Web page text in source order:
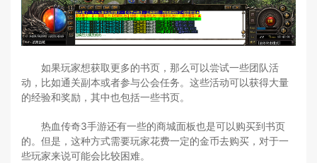
如果玩家想获取更多的书页，那么可以尝试一些团队活
动，比如通关副本或者参与公会任务。这些活动可以获得大量
的经验和奖励，其中也包括一些书页。
热血传奇3手游还有一些的商城面板也是可以购买到书页
的。但是，这种方式需要玩家花费一定的金币去购买，对于一
些玩家来说可能会比较困难。